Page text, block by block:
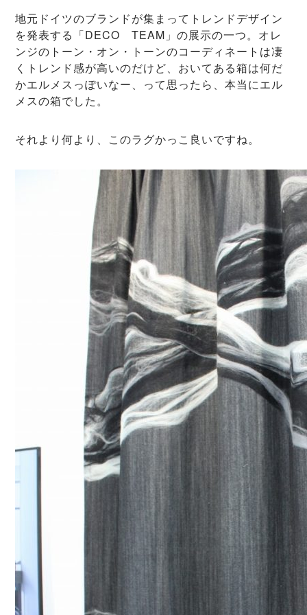
地元ドイツのブランドが集まってトレンドデザイン
を発表する「DECO TEAM」の展示の一つ。オレ
ンジのトーン・オン・トーンのコーディネートは凄
くトレンド感が高いのだけど、おいてある箱は何だ
かエルメスっぽいなー、って思ったら、本当にエル
メスの箱でした。
それより何より、このラグかっこ良いですね。